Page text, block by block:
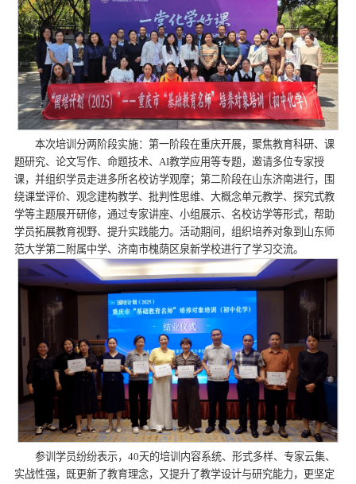
本次培训分两阶段实施：第一阶段在重庆开展，聚焦教育科研、课
题研究、论文写作、命题技术、AI教学应用等专题，邀请多位专家授
课，并组织学员走进多所名校访学观摩；第二阶段在山东济南进行，围
绕课堂评价、观念建构教学、批判性思维、大概念单元教学、探究式教
学等主题展开研修，通过专家讲座、小组展示、名校访学等形式，帮助
学员拓展教育视野、提升实践能力。活动期间，组织培养对象到山东师
范大学第二附属中学、济南市槐荫区泉新学校进行了学习交流。
参训学员纷纷表示，40天的培训内容系统、形式多样、专家云集、
实战性强，既更新了教育理念，又提升了教学设计与研究能力，更坚定